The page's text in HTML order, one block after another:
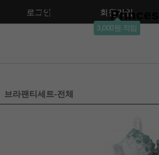
로그인 회원가입
3,000원 적립
브라팬티세트-전체